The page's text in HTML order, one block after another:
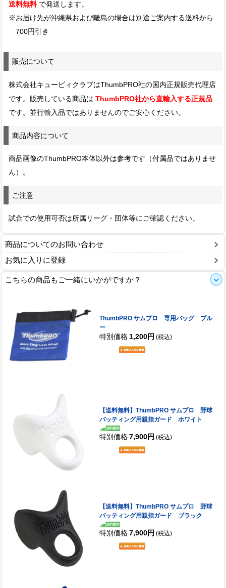
送料無料で発送します。
※お届け先が沖縄県および離島の場合は別途ご案内する送料から
700円引き
販売について
株式会社キュービィクラブはThumbPRO社の国内正規販売代理店
です。販売している商品はThumbPRO社から直輸入する正規品
です。並行輸入品ではありませんのでご安心ください。
商品内容について
商品画像のThumbPRO本体以外は参考です（付属品ではありませ
ん）。
ご注意
試合での使用可否は所属リーグ・団体等にご確認ください。
商品についてのお問い合わせ
お気に入りに登録
こちらの商品もご一緒にいかがですか？
ThumbPRO サムプロ 専用バッグ ブル
ー
特別価格 1,200円 (税込)
【送料無料】ThumbPRO サムプロ 野球
バッティング用親指ガード ホワイト
特別価格 7,900円 (税込)
【送料無料】ThumbPRO サムプロ 野球
バッティング用親指ガード ブラック
特別価格 7,900円 (税込)